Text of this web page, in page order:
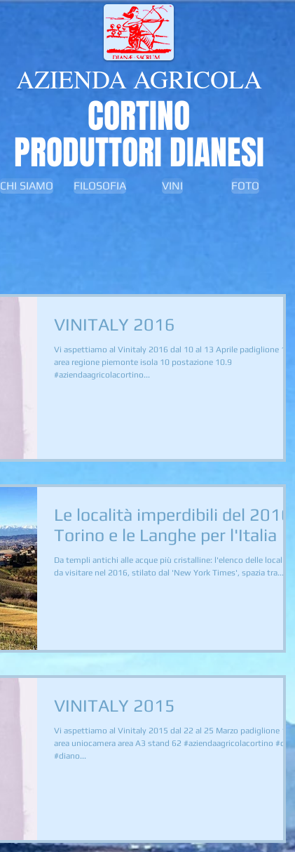
AZIENDA AGRICOLA
CORTINO
PRODUTTORI DIANESI
CHI SIAMO FILOSOFIA VINI FOTO
VINITALY 2016
Vi aspettiamo al Vinitaly 2016 dal 10 al 13 Aprile padiglione 10
area regione piemonte isola 10 postazione 10.9
#aziendaagricolacortino...
Le località imperdibili del 2016:
Torino e le Langhe per l'Italia
Da templi antichi alle acque più cristalline: l'elenco delle località
da visitare nel 2016, stilato dal 'New York Times', spazia tra...
VINITALY 2015
Vi aspettiamo al Vinitaly 2015 dal 22 al 25 Marzo padiglione 10
area uniocamera area A3 stand 62 #aziendaagricolacortino #docg
#diano...